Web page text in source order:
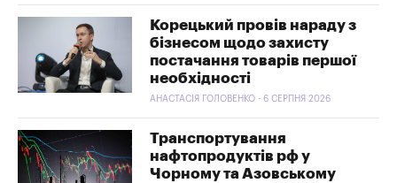
Корецький провів нараду з
бізнесом щодо захисту
постачання товарів першої
необхідності
АНАСТАСІЯ ГОЛОВЕНКО - 6 СЕРПНЯ 2026
Транспортування
нафтопродуктів рф у
Чорному та Азовському